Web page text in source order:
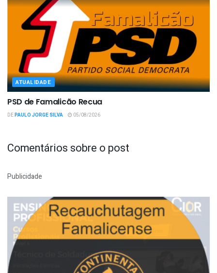
ATUALIDADE
PSD de Famalicão Recua
DEPAULO JORGE SILVA 05/08/2026
Comentários sobre o post
Publicidade